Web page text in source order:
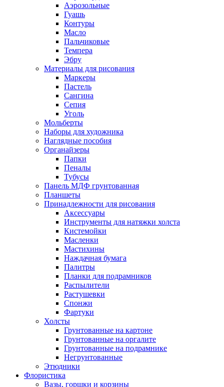
Аэрозольные
Гуашь
Контуры
Масло
Пальчиковые
Темпера
Эбру
Материалы для рисования
Маркеры
Пастель
Сангина
Сепия
Уголь
Мольберты
Наборы для художника
Наглядные пособия
Органайзеры
Папки
Пеналы
Тубусы
Панель МДФ грунтованная
Планшеты
Принадлежности для рисования
Аксессуары
Инструменты для натяжки холста
Кистемойки
Масленки
Мастихины
Наждачная бумага
Палитры
Планки для подрамников
Распылители
Растушевки
Спонжи
Фартуки
Холсты
Грунтованные на картоне
Грунтованные на оргалите
Грунтованные на подрамнике
Негрунтованные
Этюдники
Флористика
Вазы, горшки и корзины